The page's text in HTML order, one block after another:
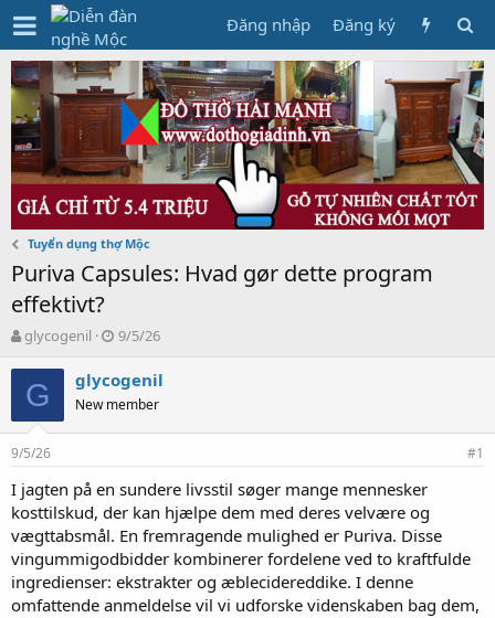
Đăng nhập Đăng ký
Tuyển dụng thợ Mộc
Puriva Capsules: Hvad gør dette program
effektivt?
T
r
e
d
s
a
r
t
e
glycogenil
N
à
y
g
ử
9/5/26
G glycogenil
New member
9/5/26 #1
I jagten på en sundere livsstil søger mange mennesker
kosttilskud, der kan hjælpe dem med deres velvære og
vægttabsmål. En fremragende mulighed er Puriva. Disse
vingummigodbidder kombinerer fordelene ved to kraftfulde
ingredienser: ekstrakter og æblecidereddike. I denne
omfattende anmeldelse vil vi udforske videnskaben bag dem,